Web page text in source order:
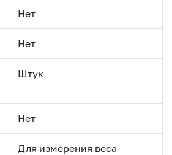
Нет
Нет
Штук
Нет
Для измерения веса